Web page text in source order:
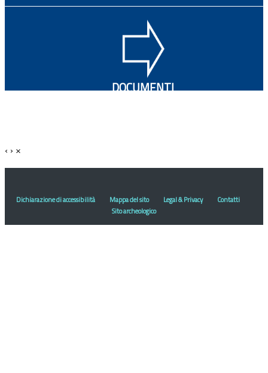
DOCUMENTI
‹ › ×
Dichiarazione di accessibilità Mappa del sito Legal & Privacy
Contatti
Sito archeologico